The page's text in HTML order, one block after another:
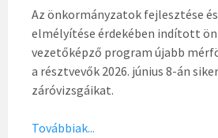
Az önkormányzatok fejlesztése
elmélyítése érdekében indított
vezetőképző program újabb
a résztvevők 2026. június 8-án
záróvizsgáikat.
Továbbiak...